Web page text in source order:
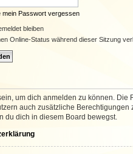
mein Passwort vergessen
bleiben
Online-Status während dieser Sitzung
um dich anmelden zu können.
auch zusätzliche
dich in diesem Board bewegst.